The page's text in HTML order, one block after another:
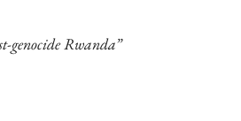
genocide Rwanda”